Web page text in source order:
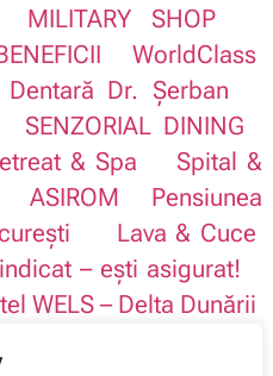
MILITARY SHOP
WorldClass
Dr. Șerban
SENZORIAL DINING
& Spa
Spital &
ASIROM
Pensiunea
Lava & Cuce
– ești asigurat!
WELS – Delta Dunării